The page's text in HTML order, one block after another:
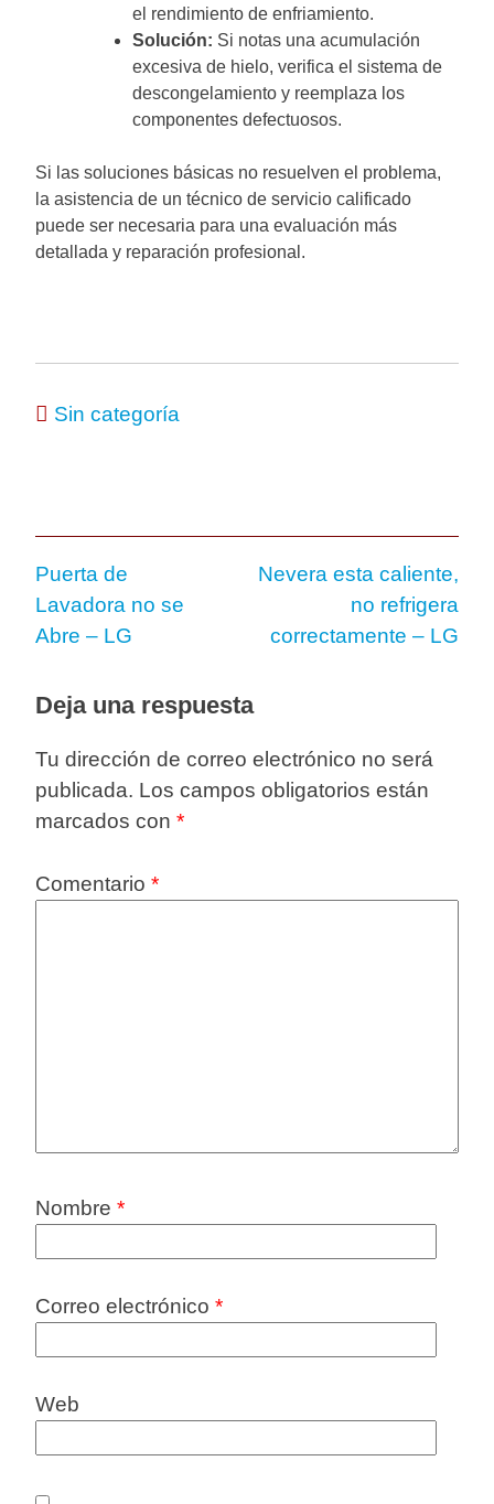
el rendimiento de enfriamiento.
Solución: Si notas una acumulación
excesiva de hielo, verifica el sistema de
descongelamiento y reemplaza los
componentes defectuosos.
Si las soluciones básicas no resuelven el problema,
la asistencia de un técnico de servicio calificado
puede ser necesaria para una evaluación más
detallada y reparación profesional.
Sin categoría
Puerta de
Lavadora no se
Abre – LG
Nevera esta caliente,
no refrigera
correctamente – LG
Deja una respuesta
Tu dirección de correo electrónico no será
publicada. Los campos obligatorios están
marcados con *
Comentario *
Nombre *
Correo electrónico *
Web